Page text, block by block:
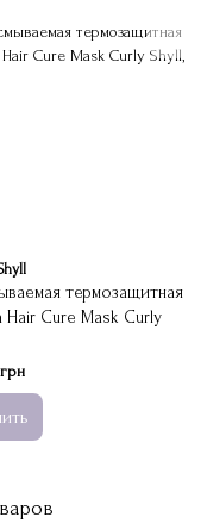
термозащитная
Hair Cure Mask Curly